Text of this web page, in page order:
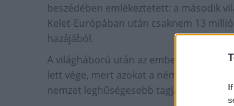
beszédében emlékeztetett: a második
Kelet-Európában után csaknem 13
hazájából.
A világháború után az emberek azt
lett vége, mert azokat a németeket
nemzet leghűségesebb tagjai voltak -